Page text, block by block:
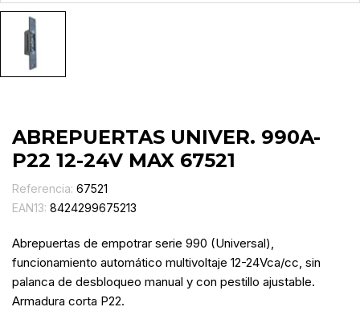
ABREPUERTAS UNIVER. 990A-
P22 12-24V MAX 67521
Referencia: 67521
EAN13: 8424299675213
Abrepuertas de empotrar serie 990 (Universal),
funcionamiento automático multivoltaje 12-24Vca/cc, sin
palanca de desbloqueo manual y con pestillo ajustable.
Armadura corta P22.